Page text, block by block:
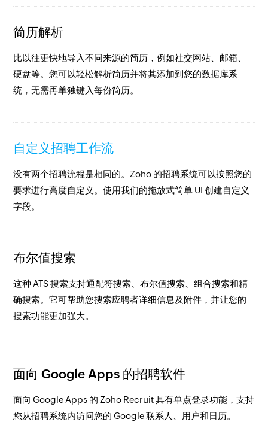
简历解析
比以往更快地导入不同来源的简历，例如社交网站、邮箱、
硬盘等。您可以轻松解析简历并将其添加到您的数据库系
统，无需再单独键入每份简历。
自定义招聘工作流
没有两个招聘流程是相同的。Zoho 的招聘系统可以按照您的
要求进行高度自定义。使用我们的拖放式简单 UI 创建自定义
字段。
布尔值搜索
这种 ATS 搜索支持通配符搜索、布尔值搜索、组合搜索和精
确搜索。它可帮助您搜索应聘者详细信息及附件，并让您的
搜索功能更加强大。
面向 Google Apps 的招聘软件
面向 Google Apps 的 Zoho Recruit 具有单点登录功能，支持
您从招聘系统内访问您的 Google 联系人、用户和日历。